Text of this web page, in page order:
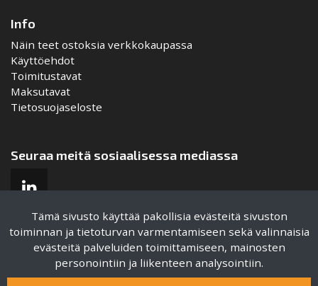
Tämä sivusto käyttää pakollisia evästeitä sivuston
toiminnan ja tietoturvan varmentamiseen sekä valinnaisia
evästeitä palveluiden toimittamiseen, mainosten
personointiin ja liikenteen analysointiin.
Info
Näin teet ostoksia verkkokaupassa
Käyttöehdot
Toimitustavat
Maksutavat
Tietosuojaseloste
Seuraa meitä sosiaalisessa mediassa
Sertifikaatit